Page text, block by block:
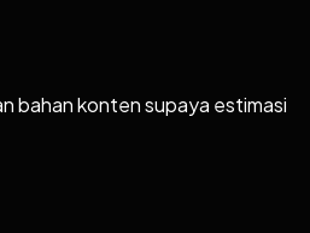
bahan konten supaya estimasi